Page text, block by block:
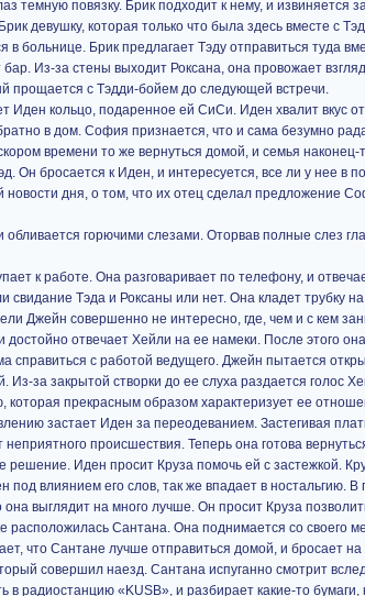
темную повязку. Брик подходит к нему, и извиняется
девушку, которая только что была здесь вместе с
в больнице. Брик предлагает Тэду отправиться туда
Из-за стены выходит Роксана, она провожает
прощается с Тэдди-бойем до следующей встречи.
кольцо, подаренное ей СиСи. Иден хвалит вкус
в дом. София признается, что и сама безумно
времени то же вернуться домой, и семья наконец-
Он бросается к Иден, и интересуется, все ли у нее в
новости дня, о том, что их отец сделал предложение
горючими слезами. Оторвав полные слез
к работе. Она разговаривает по телефону, и
Тэда и Роксаны или нет. Она кладет трубку
Джейн совершенно не интересно, где, чем и с кем
достойно отвечает Хейли на ее намеки. После этого
справиться с работой ведущего. Джейн пытается
за закрытой створки до ее слуха раздается голос
прекрасным образом характеризует ее
застает Иден за переодеванием. Застегивая
происшествия. Теперь она готова
Иден просит Круза помочь ей с застежкой.
влиянием его слов, так же впадает в ностальгию. В
выглядит на много лучше. Он просит Круза
расположилась Сантана. Она поднимается со своего
что Сантане лучше отправиться домой, и бросает на
совершил наезд. Сантана испуганно смотрит
радиостанцию «KUSB», и разбирает какие-то бумаги,